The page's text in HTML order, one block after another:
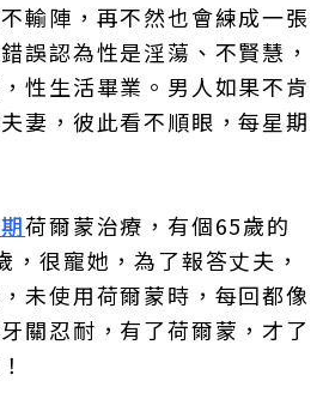
輸陣，再不然也會練成一張
誤認為性是淫蕩、不賢慧，
性生活畢業。男人如果不肯
妻，彼此看不順眼，每星期
荷爾蒙治療，有個65歲的
，很寵她，為了報答丈夫，
未使用荷爾蒙時，每回都像
關忍耐，有了荷爾蒙，才了